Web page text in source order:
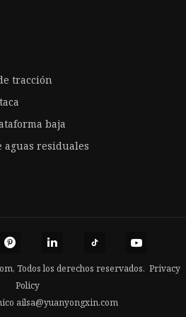
tracción
baja
aguas residuales
Todos los derechos reservados. Privacy
Policy
ailsa@yuanyongxin.com